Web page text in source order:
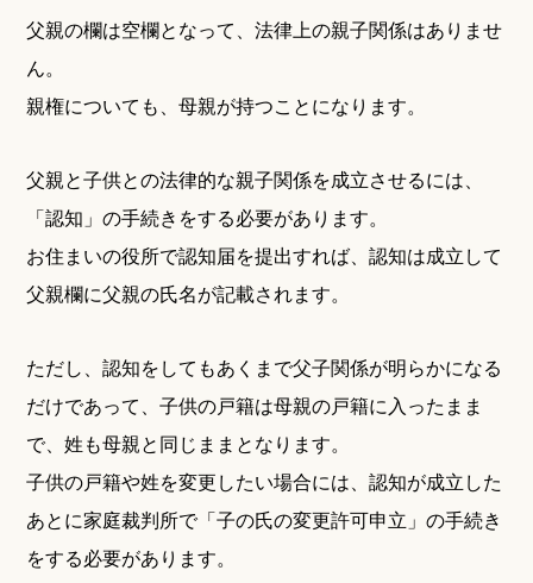
父親の欄は空欄となって、法律上の親子関係はありませ
ん。
親権についても、母親が持つことになります。
父親と子供との法律的な親子関係を成立させるには、
「認知」の手続きをする必要があります。
お住まいの役所で認知届を提出すれば、認知は成立して
父親欄に父親の氏名が記載されます。
ただし、認知をしてもあくまで父子関係が明らかになる
だけであって、子供の戸籍は母親の戸籍に入ったまま
で、姓も母親と同じままとなります。
子供の戸籍や姓を変更したい場合には、認知が成立した
あとに家庭裁判所で「子の氏の変更許可申立」の手続き
をする必要があります。